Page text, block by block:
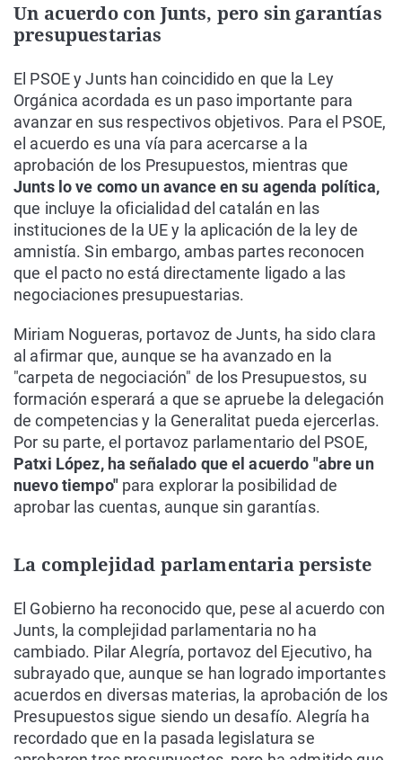
Un acuerdo con Junts, pero sin garantías
presupuestarias
El PSOE y Junts han coincidido en que la Ley
Orgánica acordada es un paso importante para
avanzar en sus respectivos objetivos. Para el PSOE,
el acuerdo es una vía para acercarse a la
aprobación de los Presupuestos, mientras que
Junts lo ve como un avance en su agenda política,
que incluye la oficialidad del catalán en las
instituciones de la UE y la aplicación de la ley de
amnistía. Sin embargo, ambas partes reconocen
que el pacto no está directamente ligado a las
negociaciones presupuestarias.
Miriam Nogueras, portavoz de Junts, ha sido clara
al afirmar que, aunque se ha avanzado en la
"carpeta de negociación" de los Presupuestos, su
formación esperará a que se apruebe la delegación
de competencias y la Generalitat pueda ejercerlas.
Por su parte, el portavoz parlamentario del PSOE,
Patxi López, ha señalado que el acuerdo "abre un
nuevo tiempo"para explorar la posibilidad de
aprobar las cuentas, aunque sin garantías.
La complejidad parlamentaria persiste
El Gobierno ha reconocido que, pese al acuerdo con
Junts, la complejidad parlamentaria no ha
cambiado. Pilar Alegría, portavoz del Ejecutivo, ha
subrayado que, aunque se han logrado importantes
acuerdos en diversas materias, la aprobación de los
Presupuestos sigue siendo un desafío. Alegría ha
recordado que en la pasada legislatura se